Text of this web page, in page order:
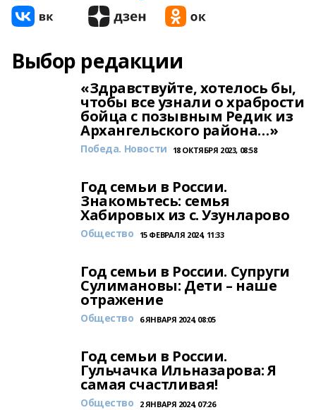
Выбор редакции
«Здравствуйте, хотелось бы,
чтобы все узнали о храбрости
бойца с позывным Редик из
Архангельского района…»
Победа. Новости 18 ОКТЯБРЯ 2023, 08:58
Год семьи в России.
Знакомьтесь: семья
Хабировых из с. Узунларово
Общество 15 ФЕВРАЛЯ 2024, 11:33
Год семьи в России. Супруги
Сулимановы: Дети – наше
отражение
Общество 6 ЯНВАРЯ 2024, 08:05
Год семьи в России.
Гульчачка Ильназарова: Я
самая счастливая!
Общество 2 ЯНВАРЯ 2024, 07:26